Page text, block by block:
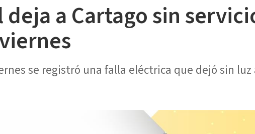
a Cartago sin
se registró una falla eléctrica que dejó sin luz